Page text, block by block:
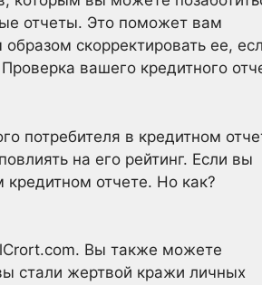
отчеты. Это поможет вам
скорректировать ее,
вашего кредитного
потребителя в кредитном
на его рейтинг. Если вы
отчете. Но как?
Вы также можете
стали жертвой кражи личных